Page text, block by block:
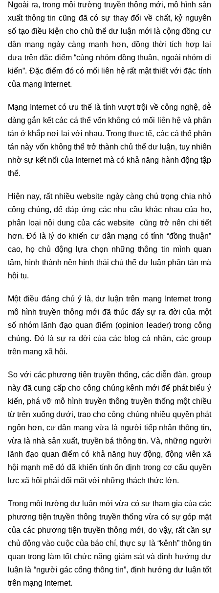
Ngoài ra, trong môi trường truyền thông mới, mô hình sản
xuất thông tin cũng đã có sự thay đổi về chất, kỷ nguyên
số tạo điều kiện cho chủ thể dư luận mới là cộng đồng cư
dân mạng ngày càng mạnh hơn, đồng thời tích hợp lại
dựa trên đặc điểm “cùng nhóm đồng thuận, ngoài nhóm dị
kiến”. Đặc điểm đó có mối liên hệ rất mật thiết với đặc tính
của mạng Internet.
Mạng Internet có ưu thế là tính vượt trội về công nghệ, dễ
dàng gắn kết các cá thể vốn không có mối liên hệ và phân
tán ở khắp nơi lại với nhau. Trong thực tế, các cá thể phân
tán này vốn không thể trở thành chủ thể dư luận, tuy nhiên
nhờ sự kết nối của Internet mà có khả năng hành động tập
thể.
Hiện nay, rất nhiều website ngày càng chú trọng chia nhỏ
công chúng, để đáp ứng các nhu cầu khác nhau của họ,
phân loại nội dung của các website cũng trở nên chi tiết
hơn. Đó là lý do khiến cư dân mạng có tính “đồng thuận”
cao, họ chủ động lựa chọn những thông tin mình quan
tâm, hình thành nên hình thái chủ thể dư luận phân tán mà
hội tụ.
Một điều đáng chú ý là, dư luận trên mạng Internet trong
mô hình truyền thông mới đã thúc đẩy sự ra đời của một
số nhóm lãnh đạo quan điểm (opinion leader) trong công
chúng. Đó là sự ra đời của các blog cá nhân, các group
trên mạng xã hội.
So với các phương tiện truyền thống, các diễn đàn, group
này đã cung cấp cho công chúng kênh mới để phát biểu ý
kiến, phá vỡ mô hình truyền thông truyền thống một chiều
từ trên xuống dưới, trao cho công chúng nhiều quyền phát
ngôn hơn, cư dân mạng vừa là người tiếp nhận thông tin,
vừa là nhà sản xuất, truyền bá thông tin. Và, những người
lãnh đạo quan điểm có khả năng huy động, động viên xã
hội mạnh mẽ đó đã khiến tính ổn định trong cơ cấu quyền
lực xã hội phải đối mặt với những thách thức lớn.
Trong môi trường dư luận mới vừa có sự tham gia của các
phương tiện truyền thông truyền thống vừa có sự góp mặt
của các phương tiện truyền thông mới, do vậy, rất cần sự
chủ động vào cuộc của báo chí, thực sự là “kênh” thông tin
quan trọng làm tốt chức năng giám sát và định hướng dư
luận là “người gác cổng thông tin”, định hướng dư luận tốt
trên mạng Internet.